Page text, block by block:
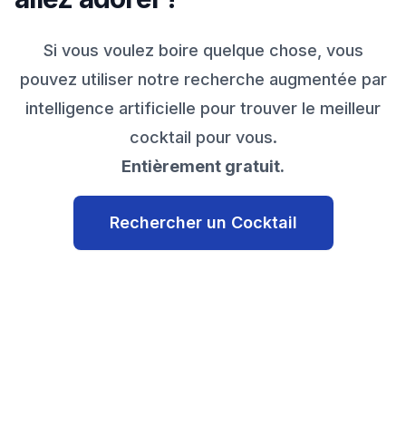
Si vous voulez boire quelque chose, vous
pouvez utiliser notre recherche augmentée par
intelligence artificielle pour trouver le meilleur
cocktail pour vous.
Entièrement gratuit.
Rechercher un Cocktail